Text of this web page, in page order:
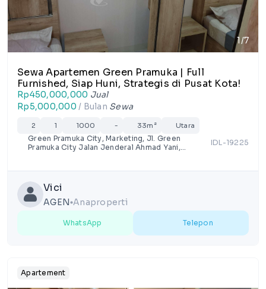
1/7
Sewa Apartemen Green Pramuka | Full
Furnished, Siap Huni, Strategis di Pusat Kota!
Rp450,000,000 Jual
Rp5,000,000 / Bulan Sewa
2 1 1000 - 33m² Utara
Green Pramuka City, Marketing, Jl. Green
Pramuka City Jalan Jenderal Ahmad Yani,
IDL-19225
Vici
AGEN lensAnaproperti
WhatsApp Telepon
Apartement